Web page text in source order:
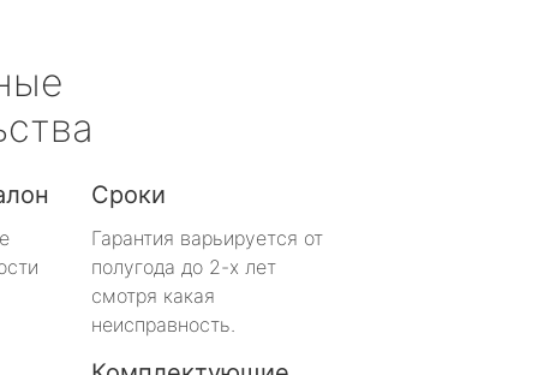
Сроки
Гарантия варьируется от
полугода до 2-х лет
смотря какая
неисправность.